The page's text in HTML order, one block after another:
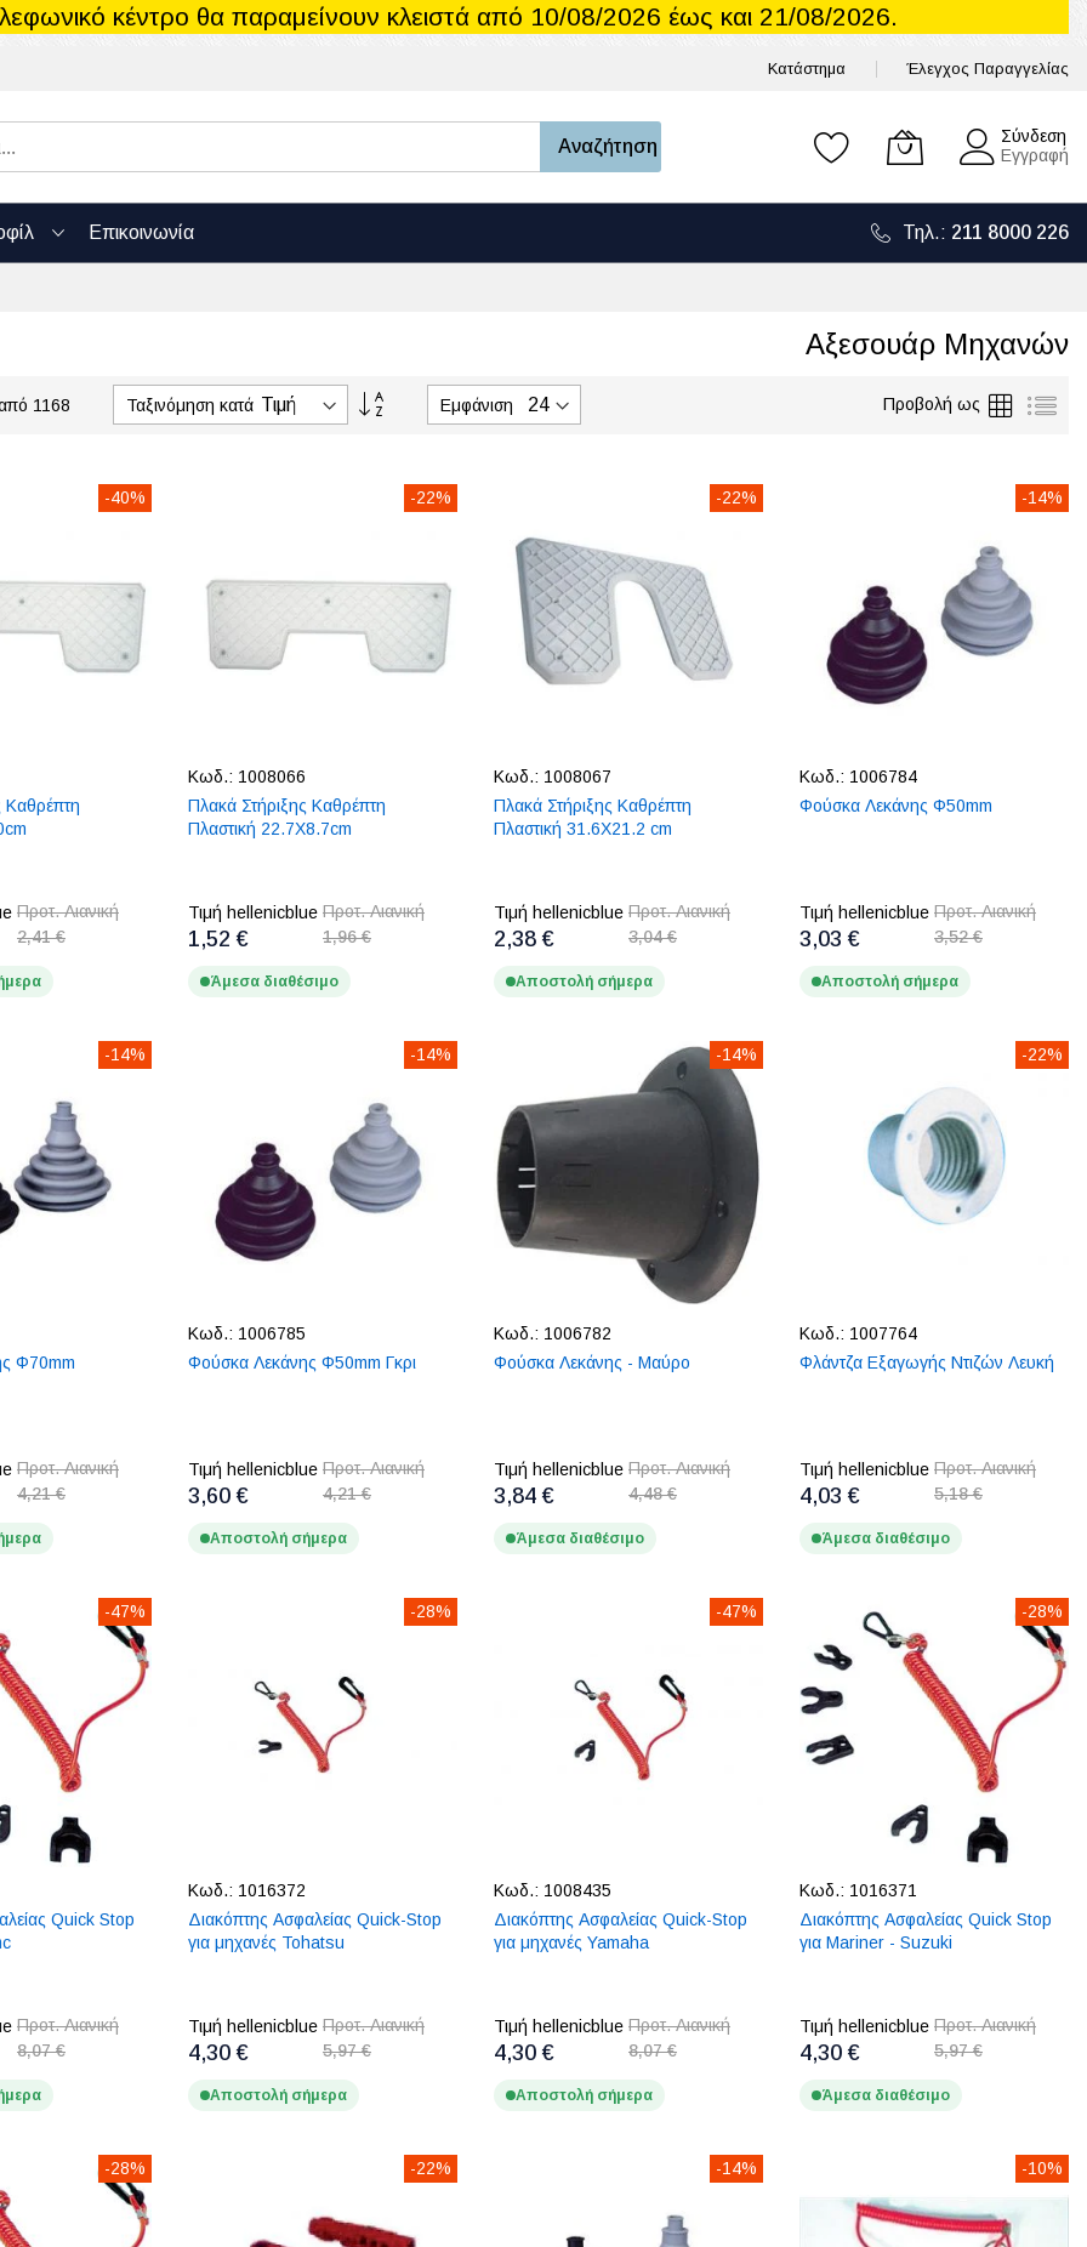
κέντρο θα παραμείνουν κλειστά από 10/08/2026 έως και 21/08/2026.
Κατάστημα Έλεγχος Παραγγελίας
Αναζήτηση
Το καλάθι μουΣύνδεση
Εγγραφή
Επικοινωνία Τηλ.: 211 8000 226
Αξεσουάρ Μηχανών
1168 Ταξινόμηση κατά
Φθίνουσα
ταξινόμηση
Εμφάνιση Προβολή ως Πλέγμα
-40%
Καθρέπτη
Προτ. Λιανική
2,41 €
-22%
Κωδ.: 1008066
Πλακά Στήριξης Καθρέπτη
Πλαστική 22.7X8.7cm
Τιμή hellenicblue
1,52 €
Προτ. Λιανική
1,96 €
Άμεσα διαθέσιμο
-22%
Κωδ.: 1008067
Πλακά Στήριξης Καθρέπτη
Πλαστική 31.6X21.2 cm
Τιμή hellenicblue
2,38 €
Προτ. Λιανική
3,04 €
Αποστολή σήμερα
-14%
Κωδ.: 1006784
Φούσκα Λεκάνης Φ50mm
Τιμή hellenicblue
3,03 €
Προτ. Λιανική
3,52 €
Αποστολή σήμερα
-14%
Φ70mm
Προτ. Λιανική
4,21 €
-14%
Κωδ.: 1006785
Φούσκα Λεκάνης Φ50mm Γκρι
Τιμή hellenicblue
3,60 €
Προτ. Λιανική
4,21 €
Αποστολή σήμερα
-14%
Κωδ.: 1006782
Φούσκα Λεκάνης - Μαύρο
Τιμή hellenicblue
3,84 €
Προτ. Λιανική
4,48 €
Άμεσα διαθέσιμο
-22%
Κωδ.: 1007764
Φλάντζα Εξαγωγής Ντιζών Λευκή
Τιμή hellenicblue
4,03 €
Προτ. Λιανική
5,18 €
Άμεσα διαθέσιμο
-47%
Quick Stop
Προτ. Λιανική
8,07 €
-28%
Κωδ.: 1016372
Διακόπτης Ασφαλείας Quick-Stop
για μηχανές Tohatsu
Τιμή hellenicblue
4,30 €
Προτ. Λιανική
5,97 €
Αποστολή σήμερα
-47%
Κωδ.: 1008435
Διακόπτης Ασφαλείας Quick-Stop
για μηχανές Yamaha
Τιμή hellenicblue
4,30 €
Προτ. Λιανική
8,07 €
Αποστολή σήμερα
-28%
Κωδ.: 1016371
Διακόπτης Ασφαλείας Quick Stop
για Mariner - Suzuki
Τιμή hellenicblue
4,30 €
Προτ. Λιανική
5,97 €
Άμεσα διαθέσιμο
-28% -22% -14% -10%